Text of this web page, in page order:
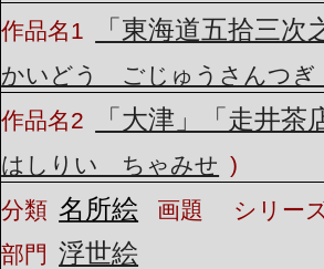
作品名1
「東海道五拾三次
かいどう ごじゅうさんつ
作品名2
「大津」「走井茶
はしりい ちゃみせ )
分類 名所絵 画題
シリー
部門 浮世絵